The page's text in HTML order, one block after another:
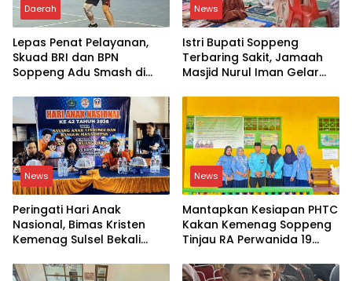
Daerah
Lepas Penat Pelayanan,
Skuad BRI dan BPN
Soppeng Adu Smash di
News
Istri Bupati Soppeng
Terbaring Sakit, Jamaah
Masjid Nurul Iman Gelar
News
Peringati Hari Anak
Nasional, Bimas Kristen
Kemenag Sulsel Bekali
News
Mantapkan Kesiapan PHTC
Kakan Kemenag Soppeng
Tinjau RA Perwanida 19